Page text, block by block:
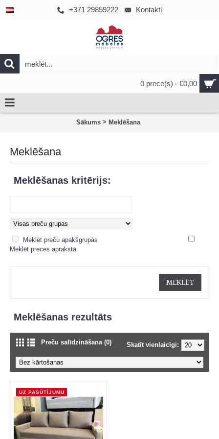
+371 29859222 Kontakti
0 prece(s) - €0,00
Sākums > Meklēšana
Meklēšana
Meklēšanas kritērijs:
Meklēt preču apakšgrupās
Meklēt preces aprakstā
Meklēšanas rezultāts
Preču salīdzināšana (0) Skatīt vienlaicīgi:
UZ PASŪTĪJUMU